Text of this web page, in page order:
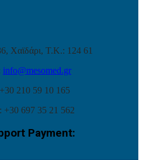
Χαϊδάρι, Τ.Κ.: 124 61
info@mesomed.gr
210 59 10 165
+30 697 35 21 562
Payment: